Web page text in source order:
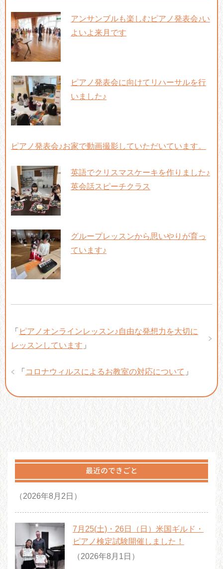
アンサンブルも楽しむピアノ発表会♪い
よいよ来月です
ピアノ発表会に向けてリハーサルを行
いました♪
ピアノ発表会♪お家で動画撮影していただいています。
英語でクリスマスケーキを作りました♪
英会話スピーチクラス
グループレッスンから思いやりが育っ
ています♪
「 ピアノオンラインレッスン♪自由な発想力を大切に
レッスンしています 」
「 コロナウィルスによるお教室の対応について 」
最近のできごと
（2026年8月2日）
7月25(土)・26日（日）米国ギルド・
ピアノ検定試験開催しました！
（2026年8月1日）